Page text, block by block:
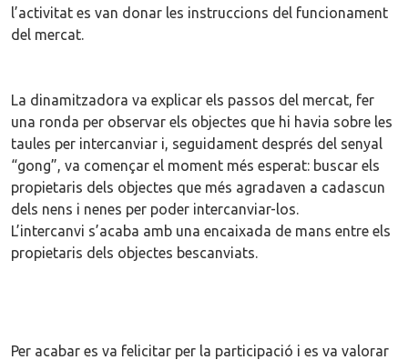
l’activitat es van donar les instruccions del funcionament
del mercat.
La dinamitzadora va explicar els passos del mercat, fer
una ronda per observar els objectes que hi havia sobre les
taules per intercanviar i, seguidament després del senyal
“gong”, va començar el moment més esperat: buscar els
propietaris dels objectes que més agradaven a cadascun
dels nens i nenes per poder intercanviar-los.
L’intercanvi s’acaba amb una encaixada de mans entre els
propietaris dels objectes bescanviats.
Per acabar es va felicitar per la participació i es va valorar